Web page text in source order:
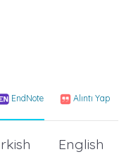
EndNote Alıntı Yap
English